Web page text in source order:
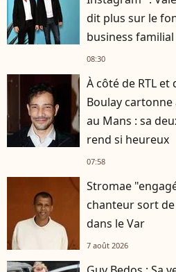
dit plus sur le
business familial
08:30
À côté de RTL et
Boulay
au Mans : sa
rend si heureux
07:58
Stromae
chanteur sort
dans le Var
7 août 2026